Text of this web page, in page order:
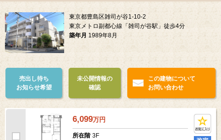
東京都豊島区雑司が谷1-10-2
東京メトロ副都心線「雑司が谷駅」徒歩4分
築年月 1989年8月
売出し待ち
お知らせ希望
未公開情報の
確認
この建物について
お問い合わせ
6,099万円
所在階 3F